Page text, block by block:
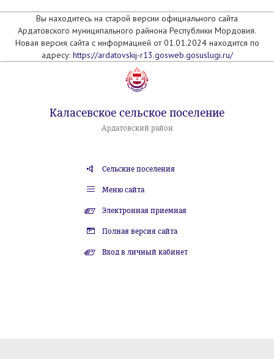
Вы находитесь на старой версии официального сайта
Ардатовского муниципального райнона Республики Мордовия.
Новая версия сайта с информацией от 01.01.2024 находится по
адресу: https://ardatovskij-r13.gosweb.gosuslugi.ru/
Каласевское сельское поселение
Ардатовский район
Сельские поселения
Меню сайта
Электронная приемная
Полная версия сайта
Вход в личный кабинет